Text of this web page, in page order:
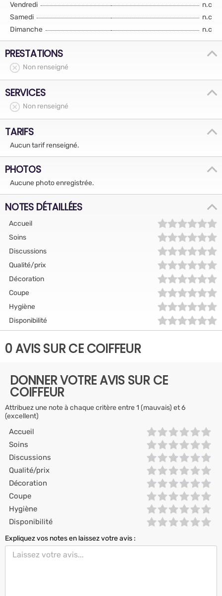
Vendredi
n.c
Samedi
n.c
Dimanche
n.c
PRESTATIONS
Non renseigné
SERVICES
Non renseigné
TARIFS
Aucun tarif renseigné.
PHOTOS
Aucune photo enregistrée.
NOTES DÉTAILLÉES
Accueil
Soins
Discussions
Qualité/prix
Décoration
Coupe
Hygiène
Disponibilité
0 AVIS SUR CE COIFFEUR
DONNER VOTRE AVIS SUR CE
COIFFEUR
Attribuez une note à chaque critère entre 1 (mauvais) et 6
(excellent)
Accueil
Soins
Discussions
Qualité/prix
Décoration
Coupe
Hygiène
Disponibilité
Expliquez vos notes en laissez votre avis :